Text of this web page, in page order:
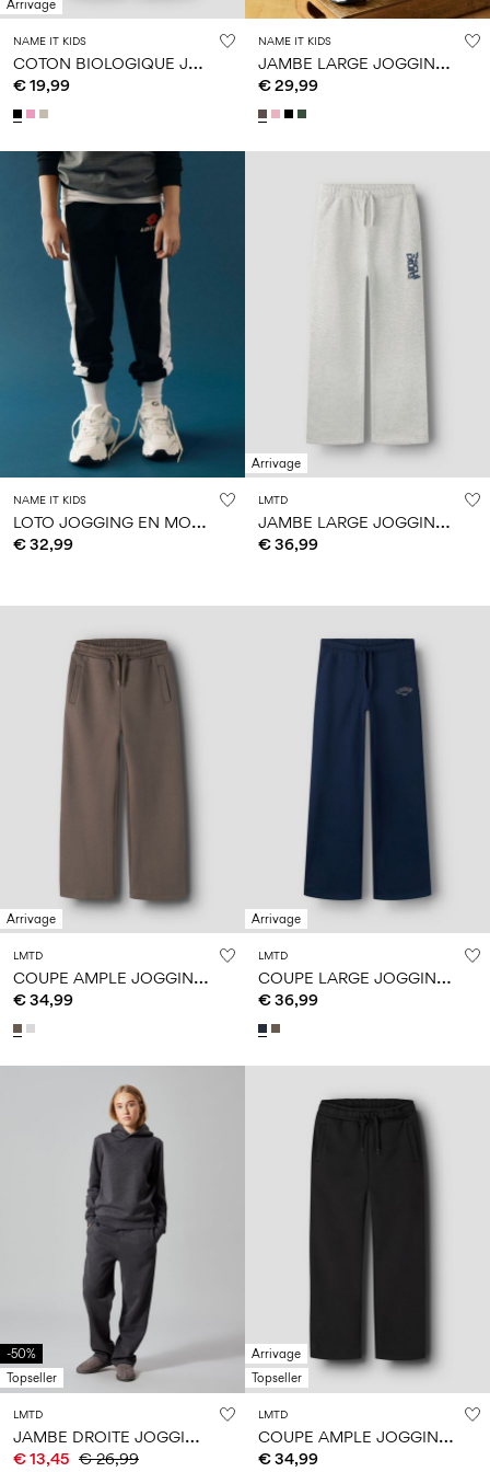
Arrivage
NAME IT KIDS
C
OTON BIOLOGIQUE JOGGING EN MOLLETON
€ 19,99
NAME IT KIDS
J
AMBE LARGE JOGGING EN MOLLETON
€ 29,99
NAME IT KIDS
L
OTO JOGGING EN MOLLETON
€ 32,99
Arrivage
LMTD
J
AMBE LARGE JOGGING EN MOLLETON
€ 36,99
Arrivage
LMTD
C
OUPE AMPLE JOGGING EN MOLLETON
€ 34,99
Arrivage
LMTD
C
OUPE LARGE JOGGING EN MOLLETON
€ 36,99
-50%
Topseller
LMTD
J
AMBE DROITE JOGGING EN MOLLETON
€ 13,45 € 26,99
Arrivage
Topseller
LMTD
C
OUPE AMPLE JOGGING EN MOLLETON
€ 34,99